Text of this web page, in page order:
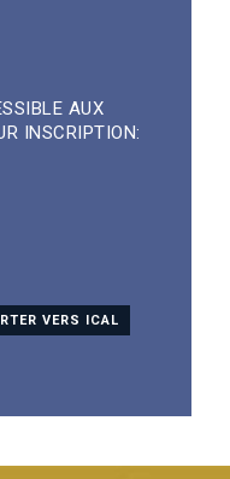
AUX
INSCRIPTION:
VERS ICAL